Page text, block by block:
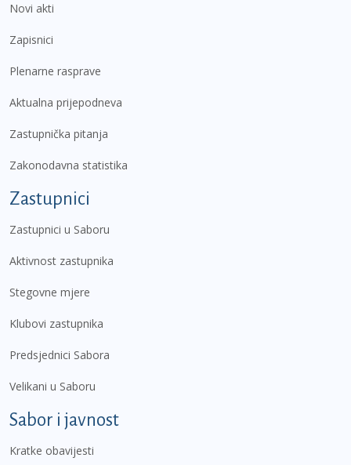
Novi akti
Zapisnici
Plenarne rasprave
Aktualna prijepodneva
Zastupnička pitanja
Zakonodavna statistika
Zastupnici
Zastupnici u Saboru
Aktivnost zastupnika
Stegovne mjere
Klubovi zastupnika
Predsjednici Sabora
Velikani u Saboru
Sabor i javnost
Kratke obavijesti